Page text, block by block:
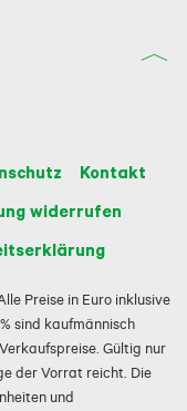
Kontakt
widerrufen
Preise in Euro inklusive
sind kaufmännisch
Gültig nur
der Vorrat reicht. Die
und